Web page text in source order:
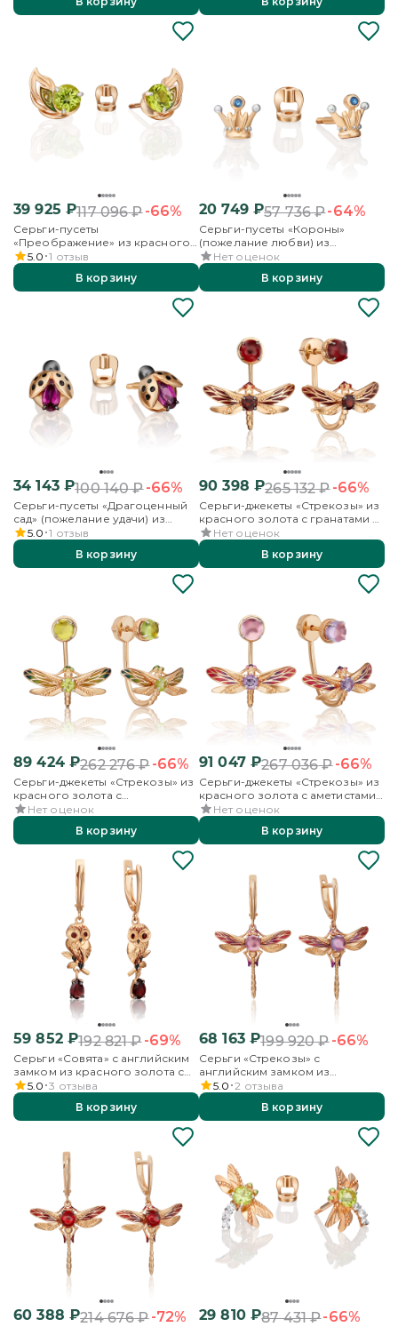
39 925 ₽117 096₽-66%
Серьги-пусеты
«Преображение» из красного
золота с хризолитом и эмалью
5.0 1 отзыв
В корзину
20 749₽57 736₽-64%
Серьги-пусеты «Короны»
(пожелание любви) из
красного золота с эмалью
Нет оценок
В корзину
34 143₽100 140₽-66%
Серьги-пусеты «Драгоценный
сад» (пожелание удачи) из
красного золота с гранатом и
эмалью
5.0 1 отзыв
В корзину
90 398 ₽265 132₽-66%
Серьги-джекеты «Стрекозы» из
красного золота с гранатами и
эмалью
Нет оценок
В корзину
89 424₽262 276₽-66%
Серьги-джекеты «Стрекозы» из
красного золота с
хризолитами и эмалью
Нет оценок
В корзину
91 047₽267 036₽-66%
Серьги-джекеты «Стрекозы» из
красного золота с аметистами
и эмалью
Нет оценок
В корзину
59 852₽192 821₽-69%
Серьги «Совята» с английским
замком из красного золота с
гранатом и эмалью
5.0 3 отзыва
В корзину
68 163₽199 920₽-66%
Серьги «Стрекозы» с
английским замком из
красного золота с аметистом и
эмалью
5.0 2 отзыва
В корзину
60 388 ₽214 676₽-72% 29 810₽87 431₽-66%